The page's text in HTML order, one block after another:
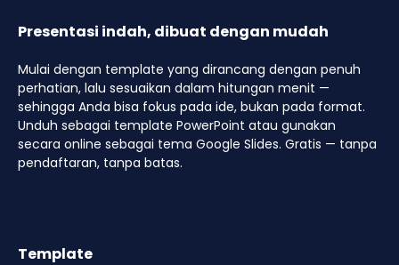
Presentasi indah, dibuat dengan mudah
Mulai dengan template yang dirancang dengan penuh
perhatian, lalu sesuaikan dalam hitungan menit —
sehingga Anda bisa fokus pada ide, bukan pada format.
Unduh sebagai template PowerPoint atau gunakan
secara online sebagai tema Google Slides. Gratis — tanpa
pendaftaran, tanpa batas.
Template